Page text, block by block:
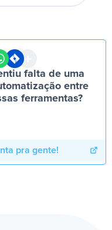
falta de uma
entre
ferramentas?
pra gente!